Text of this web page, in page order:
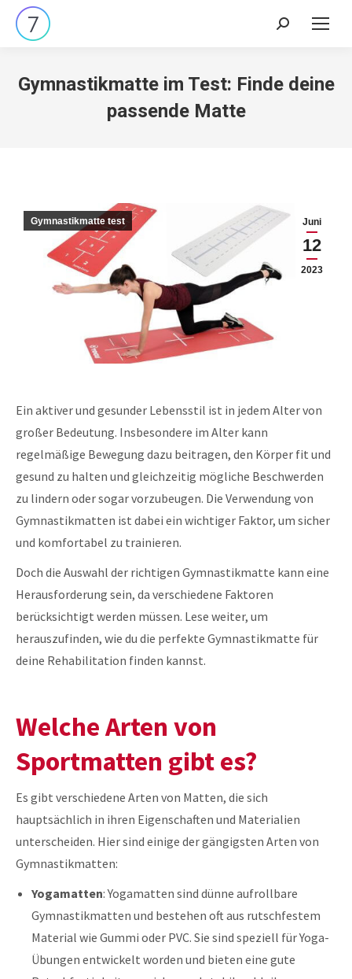
Search:
Gymnastikmatte im Test: Finde deine
passende Matte
Juni
12
2023
Gymnastikmatte test
Ein aktiver und gesunder Lebensstil ist in jedem Alter von
großer Bedeutung. Insbesondere im Alter kann
regelmäßige Bewegung dazu beitragen, den Körper fit und
gesund zu halten und gleichzeitig mögliche Beschwerden
zu lindern oder sogar vorzubeugen. Die Verwendung von
Gymnastikmatten ist dabei ein wichtiger Faktor, um sicher
und komfortabel zu trainieren.
Doch die Auswahl der richtigen Gymnastikmatte kann eine
Herausforderung sein, da verschiedene Faktoren
berücksichtigt werden müssen. Lese weiter, um
herauszufinden, wie du die perfekte Gymnastikmatte für
deine Rehabilitation finden kannst.
Welche Arten von
Sportmatten gibt es?
Es gibt verschiedene Arten von Matten, die sich
hauptsächlich in ihren Eigenschaften und Materialien
unterscheiden. Hier sind einige der gängigsten Arten von
Gymnastikmatten:
Yogamatten: Yogamatten sind dünne aufrollbare
Gymnastikmatten und bestehen oft aus rutschfestem
Material wie Gummi oder PVC. Sie sind speziell für Yoga-
Übungen entwickelt worden und bieten eine gute